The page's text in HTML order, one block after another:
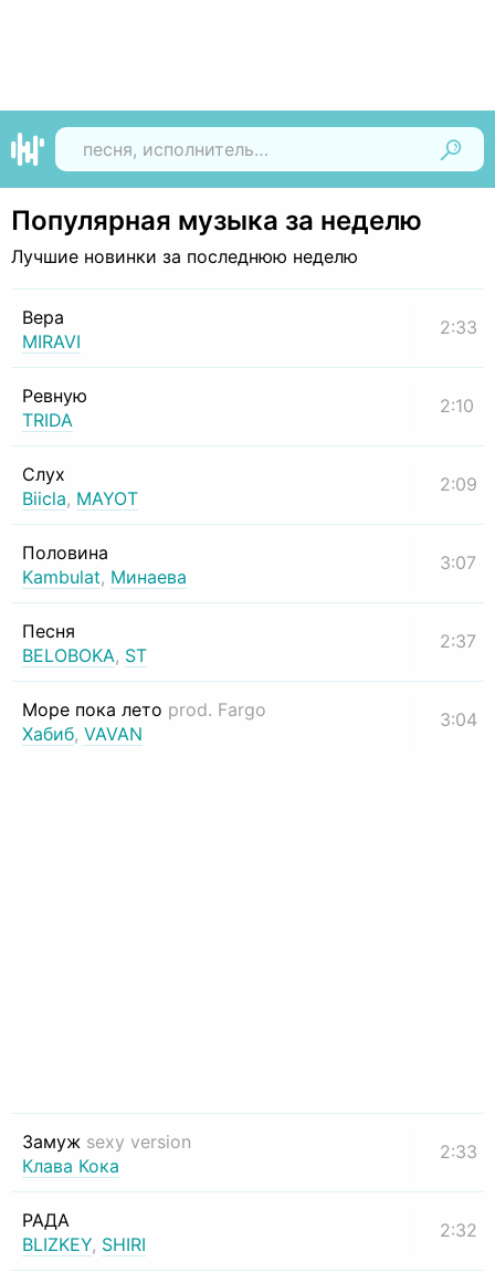
Популярная музыка за неделю
Лучшие новинки за последнюю неделю
Вера
MIRAVI
2:33
Ревную
TRIDA
2:10
Слух
Biicla, MAYOT
2:09
Половина
Kambulat, Минаева
3:07
Песня
BELOBOKA, ST
2:37
Море пока лето prod. Fargo
Хабиб, VAVAN
3:04
Замуж sexy version
Клава Кока
2:33
РАДА
BLIZKEY, SHIRI
2:32